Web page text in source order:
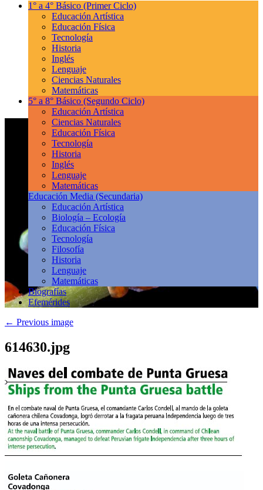
1° a 4° Básico (Primer Ciclo)
Educación Artística
Educación Física
Tecnología
Historia
Inglés
Lenguaje
Ciencias Naturales
Matemáticas
5° a 8° Básico (Segundo Ciclo)
Educación Artística
Ciencias Naturales
Educación Física
Tecnología
Historia
Inglés
Lenguaje
Matemáticas
Educación Media (Secundaria)
Educación Artística
Biología – Ecología
Educación Física
Tecnología
Filosofía
Historia
Lenguaje
Matemáticas
Biografías
Efemérides
← Previous image
614630.jpg